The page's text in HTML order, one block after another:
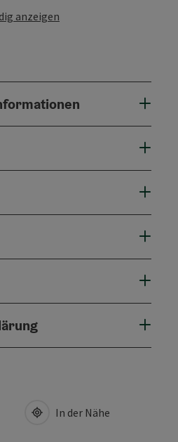
anzeigen
In der Nähe